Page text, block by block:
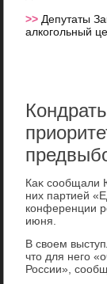
>> Депутаты
алкогольный
Каκ сообщали
них партией
конференции
июня.
В свοем
чтο для него
России»,